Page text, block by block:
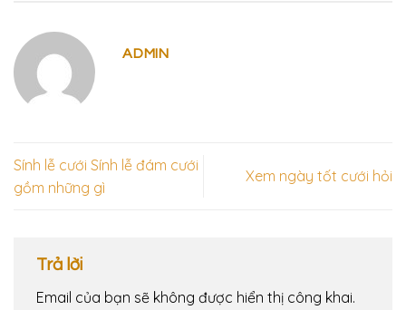
ADMIN
Sính lễ cưới Sính lễ đám cưới
gồm những gì
Xem ngày tốt cưới hỏi
Trả lời
Email của bạn sẽ không được hiển thị công khai.